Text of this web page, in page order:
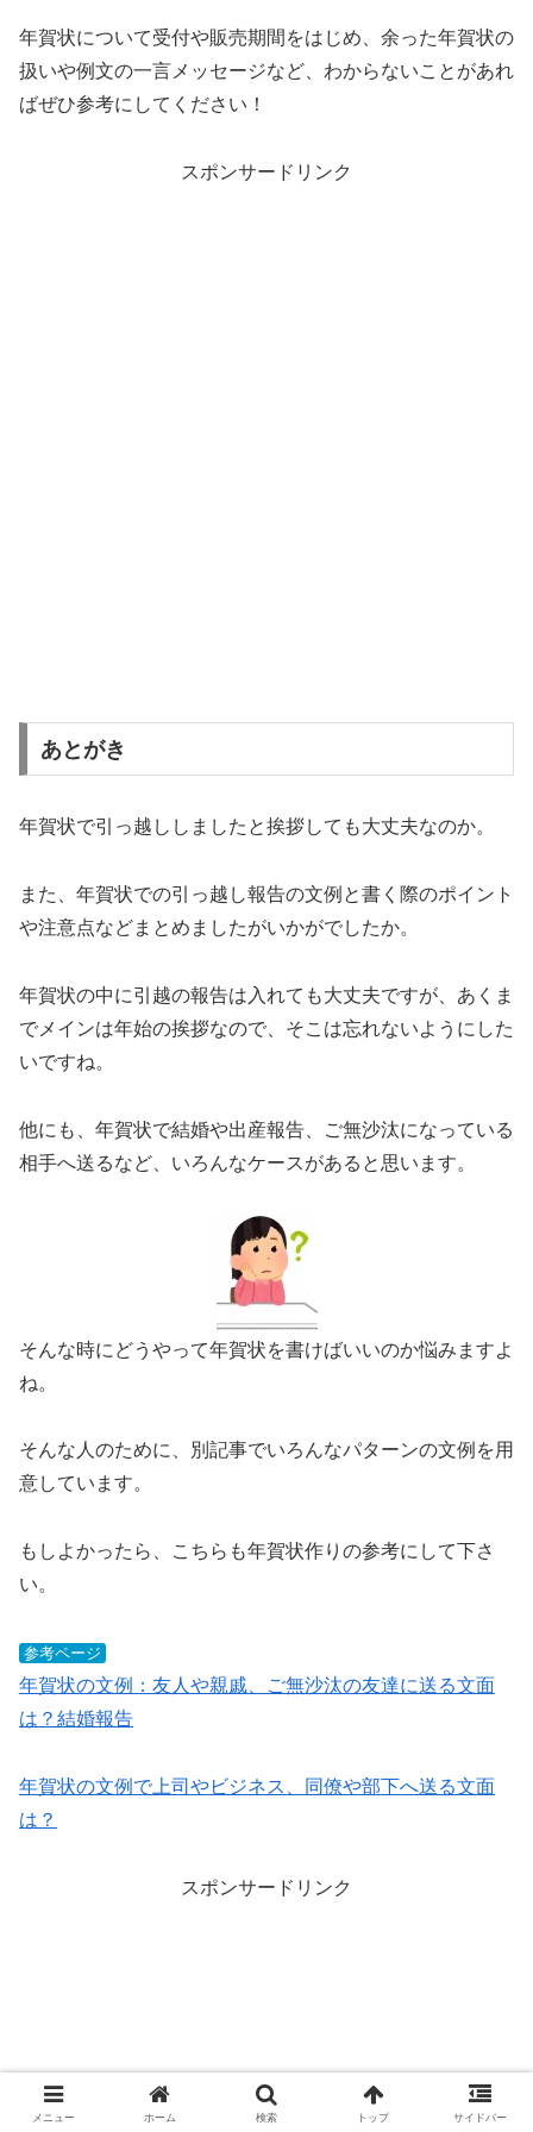
年賀状について受付や販売期間をはじめ、余った年賀状の
扱いや例文の一言メッセージなど、わからないことがあれ
ばぜひ参考にしてください！
スポンサードリンク
あとがき
年賀状で引っ越ししましたと挨拶しても大丈夫なのか。
また、年賀状での引っ越し報告の文例と書く際のポイント
や注意点などまとめましたがいかがでしたか。
年賀状の中に引越の報告は入れても大丈夫ですが、あくま
でメインは年始の挨拶なので、そこは忘れないようにした
いですね。
他にも、年賀状で結婚や出産報告、ご無沙汰になっている
相手へ送るなど、いろんなケースがあると思います。
そんな時にどうやって年賀状を書けばいいのか悩みますよ
ね。
そんな人のために、別記事でいろんなパターンの文例を用
意しています。
もしよかったら、こちらも年賀状作りの参考にして下さ
い。
参考ページ
年賀状の文例：友人や親戚、ご無沙汰の友達に送る文面
は？結婚報告
年賀状の文例で上司やビジネス、同僚や部下へ送る文面
は？
スポンサードリンク
メニュー ホーム 検索 トップ サイドバー